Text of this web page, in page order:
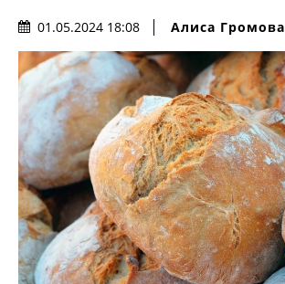
01.05.2024 18:08 Алиса Громова